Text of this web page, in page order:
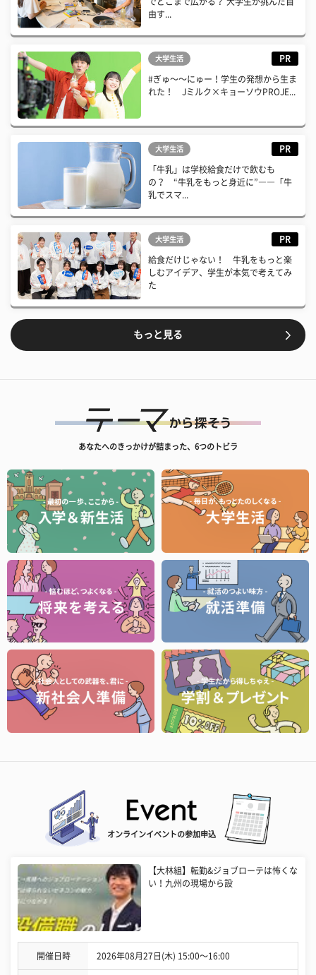
由す...
大学生活 PR
#ぎゅ〜〜にゅー！学生の発想から生ま
れた！ Jミルク×キョーソウPROJE...
大学生活 PR
「牛乳」は学校給食だけで飲むも
の？ “牛乳をもっと身近に”――「牛
乳でスマ...
大学生活 PR
給食だけじゃない！ 牛乳をもっと楽
しむアイデア、学生が本気で考えてみ
た
もっと見る
あなたへのきっかけが詰まった、6つのトビラ
オンラインイベントの参加申込
【大林組】転勤&ジョブローテは怖くな
い！九州の現場から設
開催日時 2026年08月27日(木) 15:00〜16:00